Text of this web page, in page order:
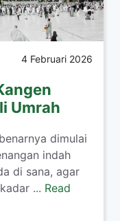
4 Februari 2026
Umrah
dimulai
indah
di sana, agar
... Read